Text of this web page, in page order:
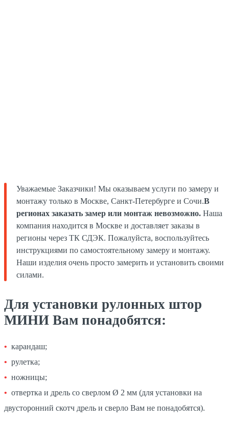
Уважаемые Заказчики! Мы оказываем услуги по замеру и
монтажу только в Москве, Санкт-Петербурге и Сочи.В
регионах заказать замер или монтаж невозможно. Наша
компания находится в Москве и доставляет заказы в
регионы через ТК СДЭК. Пожалуйста, воспользуйтесь
инструкциями по самостоятельному замеру и монтажу.
Наши изделия очень просто замерить и установить своими
силами.
Для установки рулонных штор
МИНИ Вам понадобятся:
карандаш;
рулетка;
ножницы;
отвертка и дрель со сверлом Ø 2 мм (для установки на
двусторонний скотч дрель и сверло Вам не понадобятся).